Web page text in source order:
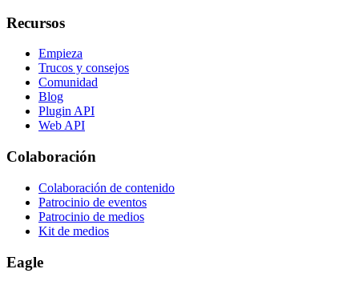
Recursos
Empieza
Trucos y consejos
Comunidad
Blog
Plugin API
Web API
Colaboración
Colaboración de contenido
Patrocinio de eventos
Patrocinio de medios
Kit de medios
Eagle